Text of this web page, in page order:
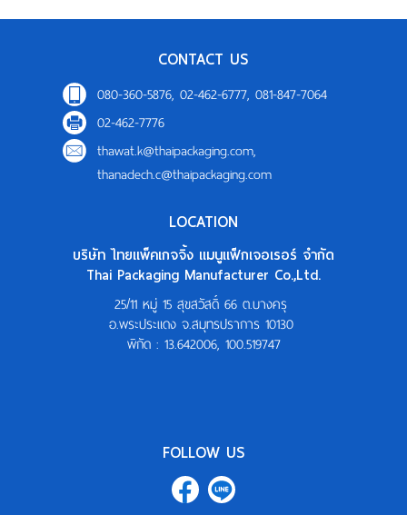
CONTACT US
080-360-5876, 02-462-6777, 081-847-7064
02-462-7776
thawat.k@thaipackaging.com,
thanadech.c@thaipackaging.com
LOCATION
บริษัท ไทยแพ็คเกจจิ้ง แมนูแฟ็กเจอเรอร์ จำกัด
Thai Packaging Manufacturer Co.,Ltd.
25/11 หมู่ 15 สุขสวัสดิ์ 66 ต.บางครุ
อ.พระประแดง จ.สมุทรปราการ 10130
พิกัด : 13.642006, 100.519747
FOLLOW US